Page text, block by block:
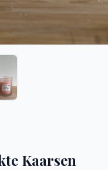
Kaarsen